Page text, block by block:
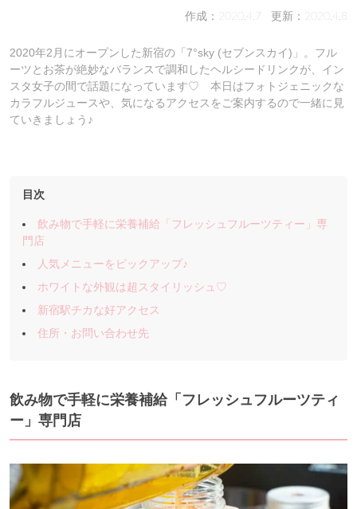
作成：2020.4.7 更新：2020.4.8
2020年2月にオープンした新宿の「7°sky (セブンスカイ)」。フル
ーツとお茶が絶妙なバランスで調和したヘルシードリンクが、イン
スタ女子の間で話題になっています♡ 本日はフォトジェニックな
カラフルジュースや、気になるアクセスをご案内するので一緒に見
ていきましょう♪
目次
飲み物で手軽に栄養補給「フレッシュフルーツティー」専
門店
人気メニューをピックアップ♪
ホワイトな外観は超スタイリッシュ♡
新宿駅チカな好アクセス
住所・お問い合わせ先
飲み物で手軽に栄養補給「フレッシュフルーツティ
ー」専門店